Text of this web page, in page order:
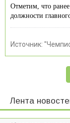
Отметим, что
должности
Источник:
Лента